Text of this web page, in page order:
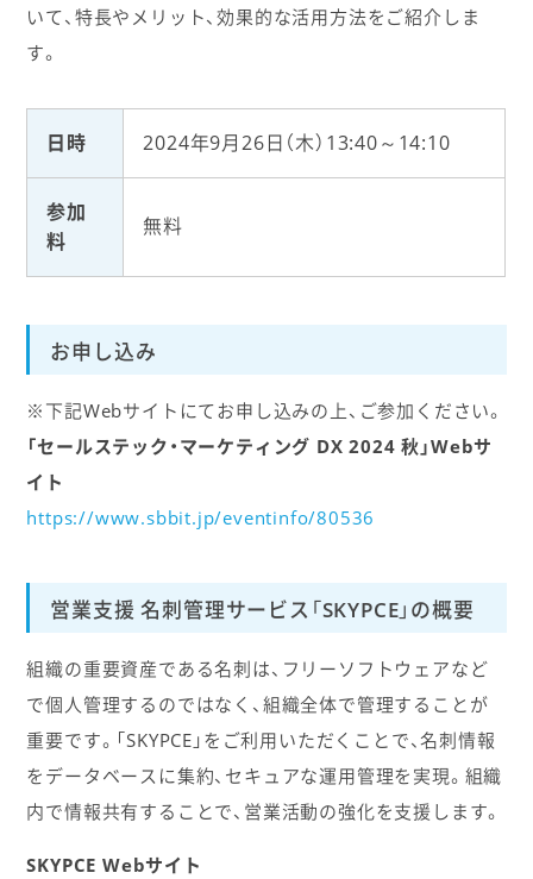
いて、特長やメリット、効果的な活用方法をご紹介しま
す。
日時 2024年9月26日（木）13:40～14:10
参加
料
無料
お申し込み
※下記Webサイトにてお申し込みの上、ご参加ください。
「セールステック・マーケティング DX 2024 秋」Webサ
イト
https://www.sbbit.jp/eventinfo/80536
営業支援 名刺管理サービス「SKYPCE」の概要
組織の重要資産である名刺は、フリーソフトウェアなど
で個人管理するのではなく、組織全体で管理することが
重要です。「SKYPCE」をご利用いただくことで、名刺情報
をデータベースに集約、セキュアな運用管理を実現。組織
内で情報共有することで、営業活動の強化を支援します。
SKYPCE Webサイト